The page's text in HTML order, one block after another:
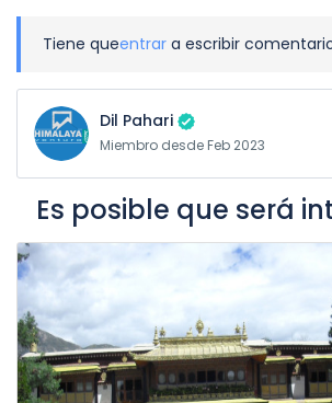
Tiene queentrar a escribir
Dil Pahari
Miembro desde Feb 2023
Es posible que será